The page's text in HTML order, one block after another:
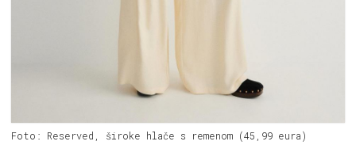
Foto: Reserved, široke hlače s remenom (45,99 eura)